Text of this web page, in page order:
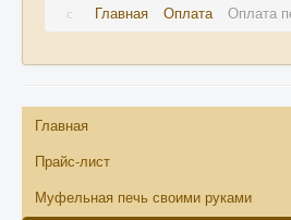
Главная
Оплата Оплата
Главная
Прайс-лист
Муфельная печь своими руками